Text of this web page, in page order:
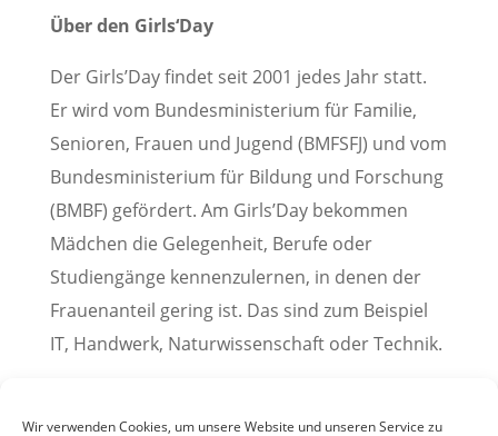
Wir verwenden Cookies, um unsere Website und unseren Service zu
Über den Girls‘Day
Der Girls’Day findet seit 2001 jedes Jahr statt.
Er wird vom Bundesministerium für Familie,
Senioren, Frauen und Jugend (BMFSFJ) und vom
Bundesministerium für Bildung und Forschung
(BMBF) gefördert. Am Girls’Day bekommen
Mädchen die Gelegenheit, Berufe oder
Studiengänge kennenzulernen, in denen der
Frauenanteil gering ist. Das sind zum Beispiel
IT, Handwerk, Naturwissenschaft oder Technik.
2024